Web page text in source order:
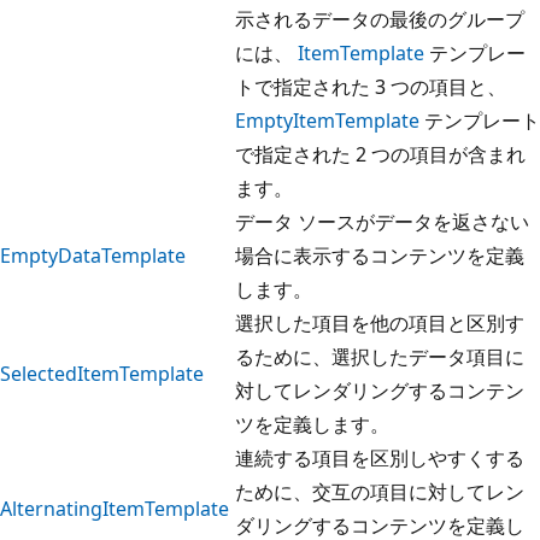
示されるデータの最後のグループ
には、 ItemTemplate テンプレー
トで指定された 3 つの項目と、
EmptyItemTemplate テンプレート
で指定された 2 つの項目が含まれ
ます。
EmptyDataTemplate
データ ソースがデータを返さない
場合に表示するコンテンツを定義
します。
SelectedItemTemplate
選択した項目を他の項目と区別す
るために、選択したデータ項目に
対してレンダリングするコンテン
ツを定義します。
AlternatingItemTemplate
連続する項目を区別しやすくする
ために、交互の項目に対してレン
ダリングするコンテンツを定義し